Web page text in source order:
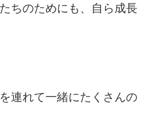
ちのためにも、自ら成長
連れて一緒にたくさんの